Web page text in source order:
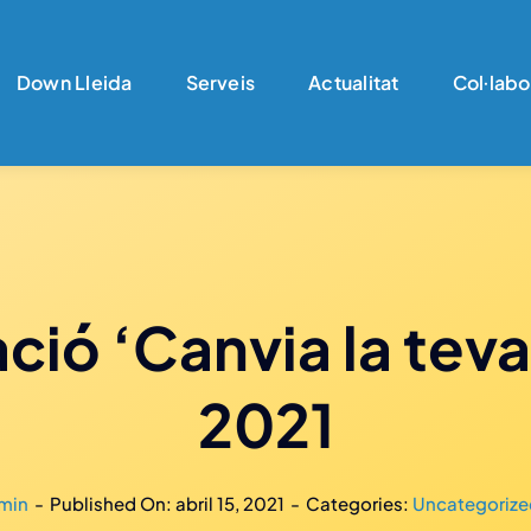
Down Lleida Serveis Actualitat
‘Canvia la
2021
- Published On: abril 15, 2021 - Categories: